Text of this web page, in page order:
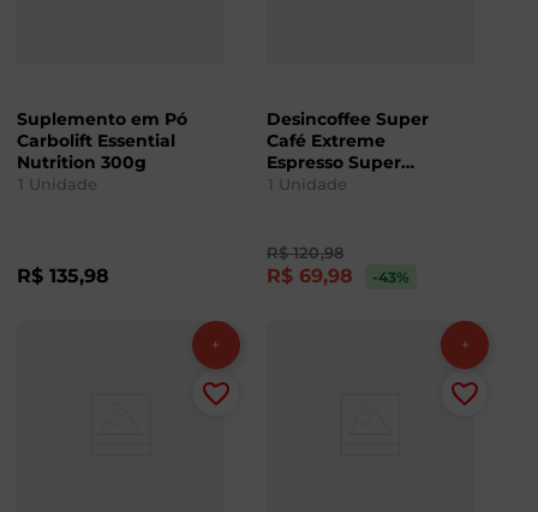
Suplemento em Pó
Carbolift Essential
Nutrition 300g
1 Unidade
R$ 135,98
Desincoffee Super
Café Extreme
Espresso Super
Nutrition 220g
1 Unidade
R$ 120,98
R$ 69,98 -43%